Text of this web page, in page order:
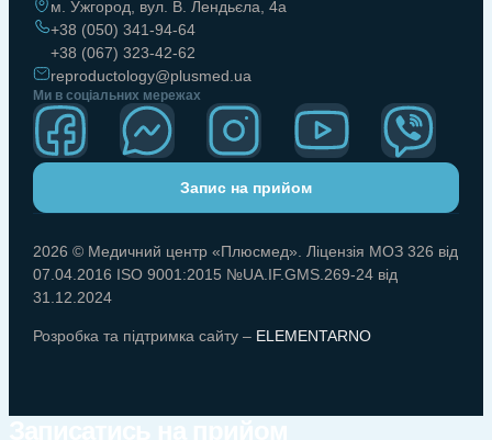
м. Ужгород, вул. В. Лендьєла, 4а
+38 (050) 341-94-64
+38 (067) 323-42-62
reproductology@plusmed.ua
Ми в соціальних мережах
Запис на прийом
2026 © Медичний центр «Плюсмед». Ліцензія МОЗ 326 від
07.04.2016 ISO 9001:2015 №UA.IF.GMS.269-24 від
31.12.2024
Розробка та підтримка сайту – ELEMENTARNO